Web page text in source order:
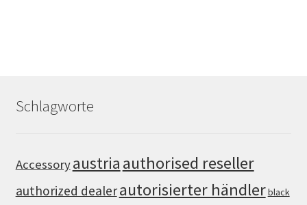
Schlagworte
Accessoryaustria authorised reseller
authorized dealerautorisierter händlerblack